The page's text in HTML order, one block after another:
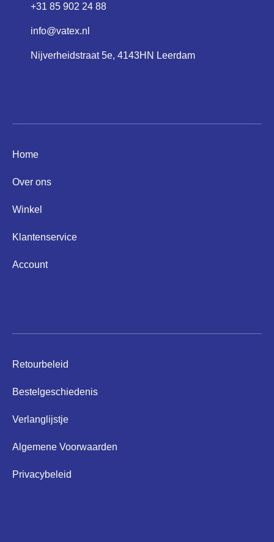
+31 85 902 24 88
info@vatex.nl
Nijverheidstraat 5e, 4143HN Leerdam
Home
Over ons
Winkel
Klantenservice
Account
Retourbeleid
Bestelgeschiedenis
Verlanglijstje
Algemene Voorwaarden
Privacybeleid